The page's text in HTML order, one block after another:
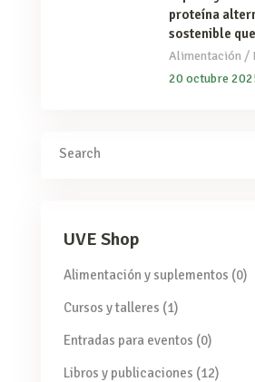
proteína
sostenible
Alimentación /
20 octubre
UVE Shop
Alimentación y suplementos (0)
Cursos y talleres (1)
Entradas para eventos (0)
Libros y publicaciones (12)